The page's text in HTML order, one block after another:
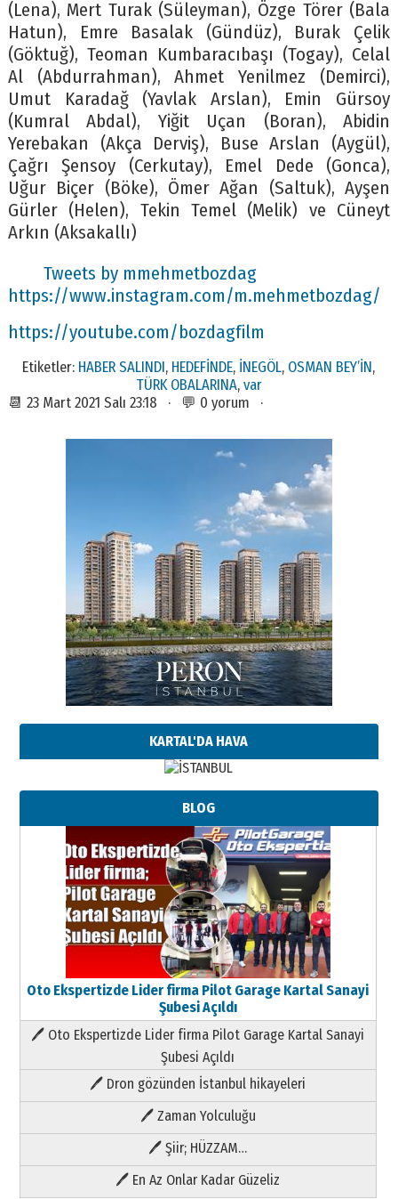
(Lena), Mert Turak (Süleyman), Özge Törer (Bala
Hatun), Emre Basalak (Gündüz), Burak Çelik
(Göktuğ), Teoman Kumbaracıbaşı (Togay), Celal
Al (Abdurrahman), Ahmet Yenilmez (Demirci),
Umut Karadağ (Yavlak Arslan), Emin Gürsoy
(Kumral Abdal), Yiğit Uçan (Boran), Abidin
Yerebakan (Akça Derviş), Buse Arslan (Aygül),
Çağrı Şensoy (Cerkutay), Emel Dede (Gonca),
Uğur Biçer (Böke), Ömer Ağan (Saltuk), Ayşen
Gürler (Helen), Tekin Temel (Melik) ve Cüneyt
Arkın (Aksakallı)
Tweets by mmehmetbozdag
https://www.instagram.com/m.mehmetbozdag/
https://youtube.com/bozdagfilm
Etiketler: HABER SALINDI, HEDEFİNDE, İNEGÖL, OSMAN BEY’İN,
TÜRK OBALARINA, var
📆 23 Mart 2021 Salı 23:18 · 💬 0 yorum ·
KARTAL'DA HAVA
BLOG
Oto Ekspertizde Lider firma Pilot Garage Kartal Sanayi
Şubesi Açıldı
🖊 Oto Ekspertizde Lider firma Pilot Garage Kartal Sanayi
Şubesi Açıldı
🖊 Dron gözünden İstanbul hikayeleri
🖊 Zaman Yolculuğu
🖊 Şiir; HÜZZAM…
🖊 En Az Onlar Kadar Güzeliz